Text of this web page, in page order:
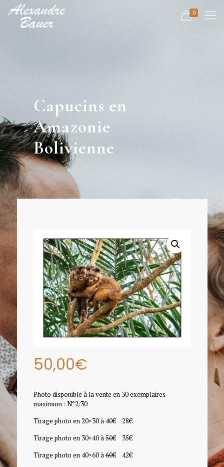
0
Capucins en
Amazonie
Bolivienne
50,00€
Photo disponible à la vente en 30 exemplaires
maximum : N°2/30
Tirage photo en 20×30 à40€28€
Tirage photo en 30×40 à50€35€
Tirage photo en 40×60 à60€42€